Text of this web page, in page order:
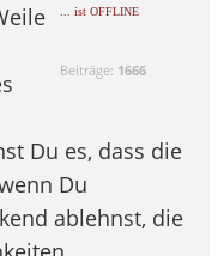
... ist OFFLINE
Beiträge: 1666
Du es, dass die
Du
ablehnst, die